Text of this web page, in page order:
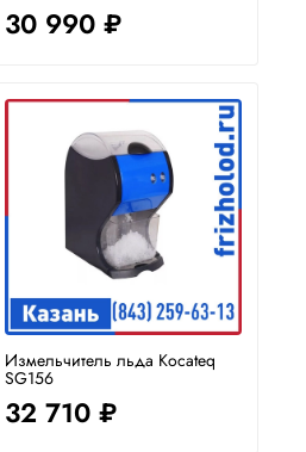
30 990 ₽
Измельчитель льда Kocateq
SG156
32 710 ₽